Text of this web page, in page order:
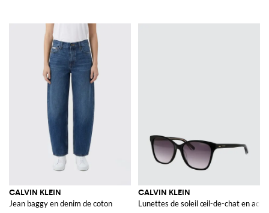
CALVIN KLEIN
Jean baggy en denim de coton
CALVIN KLEIN
Lunettes de soleil œil-de-chat en